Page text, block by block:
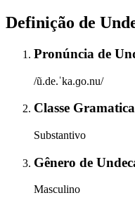
Definição de
Pronúncia de
/ũ.de.ˈka.ɡo.nu/
Classe
Substantivo
Gênero de
Masculino